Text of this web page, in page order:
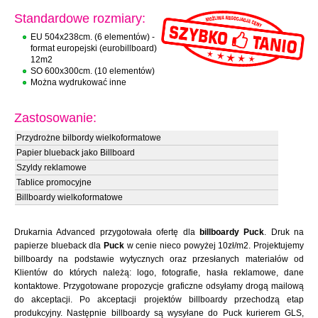
Standardowe rozmiary:
EU 504x238cm. (6 elementów) -
format europejski (eurobillboard)
12m2
SO 600x300cm. (10 elementów)
Można wydrukować inne
Zastosowanie:
Przydrożne bilbordy wielkoformatowe
Papier blueback jako Billboard
Szyldy reklamowe
Tablice promocyjne
Billboardy wielkoformatowe
Drukarnia Advanced przygotowała ofertę dla billboardy Puck. Druk na
papierze blueback dla Puck w cenie nieco powyżej 10zł/m2. Projektujemy
billboardy na podstawie wytycznych oraz przesłanych materiałów od
Klientów do których należą: logo, fotografie, hasła reklamowe, dane
kontaktowe. Przygotowane propozycje graficzne odsyłamy drogą mailową
do akceptacji. Po akceptacji projektów billboardy przechodzą etap
produkcyjny. Następnie billboardy są wysyłane do Puck kurierem GLS,